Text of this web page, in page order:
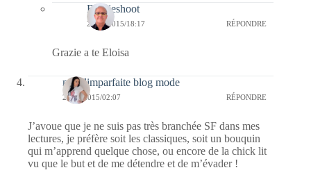
Bernieshoot
25/01/2015/18:17 RÉPONDRE
Grazie a te Eloisa
melolimparfaite blog mode
23/01/2015/02:07 RÉPONDRE
J’avoue que je ne suis pas très branchée SF dans mes
lectures, je préfère soit les classiques, soit un bouquin
qui m’apprend quelque chose, ou encore de la chick lit
vu que le but et de me détendre et de m’évader !